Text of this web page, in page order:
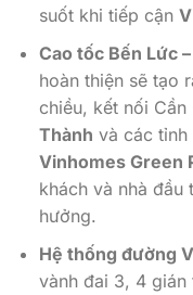
suốt khi tiếp cận
Cao tốc Bến Lức
hoàn thiện sẽ tạo
chiều, kết nối Cần
Thành và các tỉnh
Vinhomes Green
khách và nhà
hưởng.
Hệ thống đường
vành đai 3, 4